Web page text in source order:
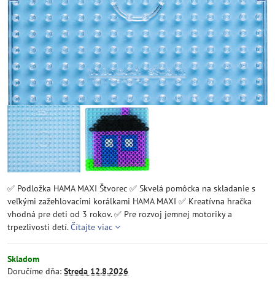
✅ Podložka HAMA MAXI Štvorec ✅ Skvelá pomôcka na skladanie s
veľkými zažehlovacími korálkami HAMA MAXI ✅ Kreatívna hračka
vhodná pre deti od 3 rokov. ✅ Pre rozvoj jemnej motoriky a
trpezlivosti detí.Čítajte viac
Skladom
Doručíme dňa: Streda 12.8.2026